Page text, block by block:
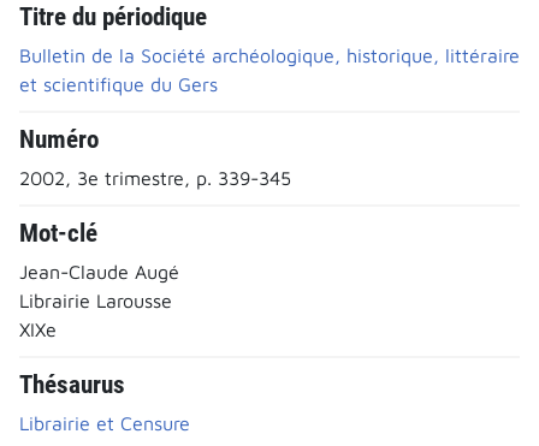
Titre du périodique
Bulletin de la Société archéologique, historique, littéraire
et scientifique du Gers
Numéro
2002, 3e trimestre, p. 339-345
Mot-clé
Jean-Claude Augé
Librairie Larousse
XIXe
Thésaurus
Librairie et Censure